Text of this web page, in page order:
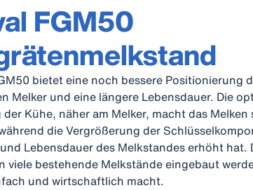
FGM50
bietet eine noch bessere Positionierung
Melker und eine längere Lebensdauer. Die
Kühe, näher am Melker, macht das Melken
die Vergrößerung der
Lebensdauer des Melkstandes erhöht hat.
viele bestehende Melkstände eingebaut
und wirtschaftlich macht.